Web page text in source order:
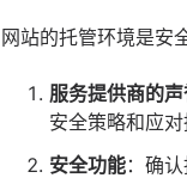
网站的托管环境是安
服务提供商的
安全策略和应对
安全功能：确